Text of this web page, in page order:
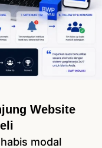
Website
modal